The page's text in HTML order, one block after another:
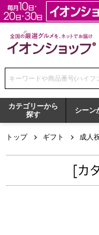
全国の厳選グルメを
検索キーワードまたは商品
カテゴリーから
探す
シーン
トップ ギフト 成人
[カ